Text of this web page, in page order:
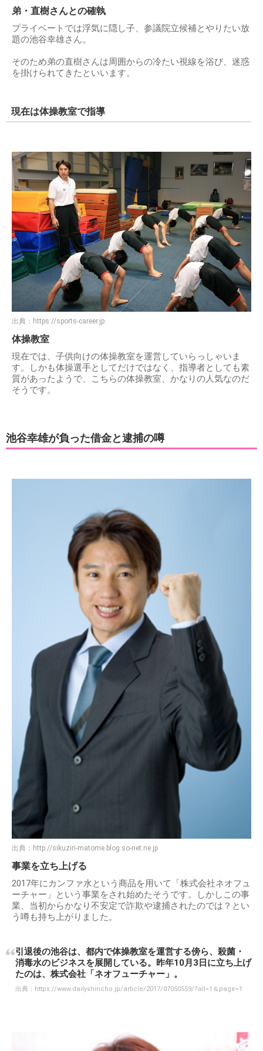
弟・直樹さんとの確執
プライベートでは浮気に隠し子、参議院立候補とやりたい放
題の池谷幸雄さん。
そのため弟の直樹さんは周囲からの冷たい視線を浴び、迷惑
を掛けられてきたといいます。
現在は体操教室で指導
出典： https://sports-career.jp
体操教室
現在では、子供向けの体操教室を運営していらっしゃいま
す。しかも体操選手としてだけではなく、指導者としても素
質があったようで、こちらの体操教室、かなりの人気なのだ
そうです。
池谷幸雄が負った借金と逮捕の噂
出典： http://sikuziri-matome.blog.so-net.ne.jp
事業を立ち上げる
2017年にカンファ水という商品を用いて「株式会社ネオフュ
ーチャー」という事業をされ始めたそうです。しかしこの事
業、当初からかなり不安定で詐欺や逮捕されたのでは？とい
う噂も持ち上がりました。
引退後の池谷は、都内で体操教室を運営する傍ら、殺菌・
消毒水のビジネスを展開している。昨年10月3日に立ち上げ
たのは、株式会社「ネオフューチャー」。
出典： https://www.dailyshincho.jp/article/2017/07050559/?all=1＆page=1